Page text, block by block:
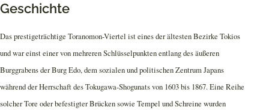
Geschichte
Das prestigeträchtige Toranomon-Viertel ist eines der ältesten Bezirke Tokios
und war einst einer von mehreren Schlüsselpunkten entlang des äußeren
Burggrabens der Burg Edo, dem sozialen und politischen Zentrum Japans
während der Herrschaft des Tokugawa-Shogunats von 1603 bis 1867. Eine Reihe
solcher Tore oder befestigter Brücken sowie Tempel und Schreine wurden